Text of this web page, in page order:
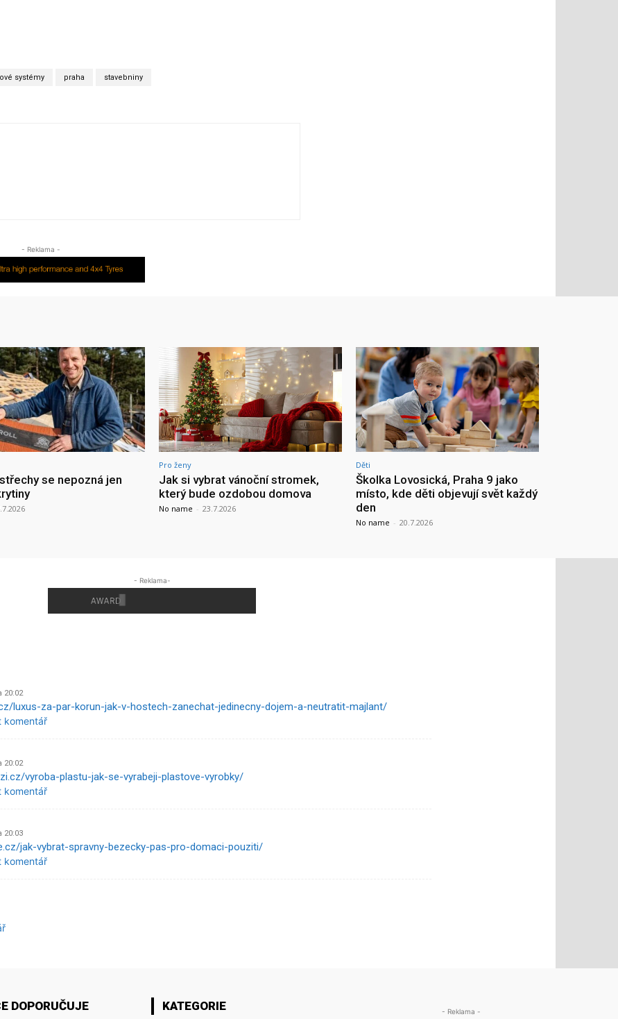
systémy praha stavebniny
- Reklama -
se nepozná jen
Pro ženy
Jak si vybrat vánoční stromek,
který bude ozdobou domova
No name - 23.7.2026
Děti
Školka Lovosická, Praha 9 jako
místo, kde děti objevují svět každý
den
No name - 20.7.2026
- Reklama-
20:02
luxus-za-par-korun-jak-v-hostech-zanechat-jedinecny-dojem-a-neutratit-majlant/
komentář
20:02
vyroba-plastu-jak-se-vyrabeji-plastove-vyrobky/
komentář
20:03
jak-vybrat-spravny-bezecky-pas-pro-domaci-pouziti/
komentář
DOPORUČUJE KATEGORIE - Reklama -